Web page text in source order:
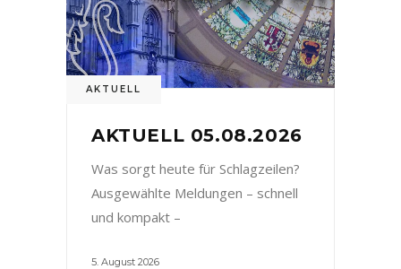
AKTUELL
AKTUELL 05.08.2026
Was sorgt heute für Schlagzeilen?
Ausgewählte Meldungen – schnell
und kompakt –
5. August 2026